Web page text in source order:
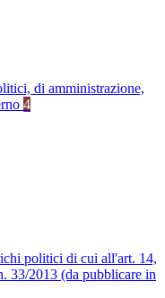
di amministrazione,
4
politici di cui all'art. 14,
33/2013 (da pubblicare in